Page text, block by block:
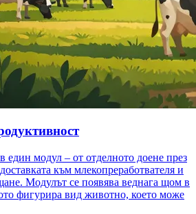
един модул – от отделното доене през
към млекопреработвателя и
Модулът се появява веднага щом в
фигурира вид животно, което може